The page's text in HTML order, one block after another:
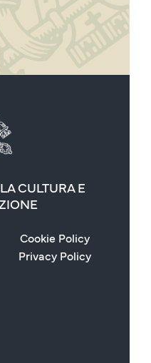
CULTURA E
Cookie Policy
Privacy Policy